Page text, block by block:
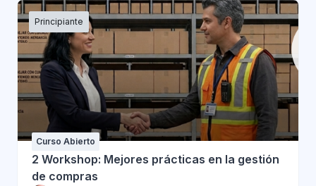
Principiante
Curso Abierto
2 Workshop: Mejores prácticas en la gestión
de compras